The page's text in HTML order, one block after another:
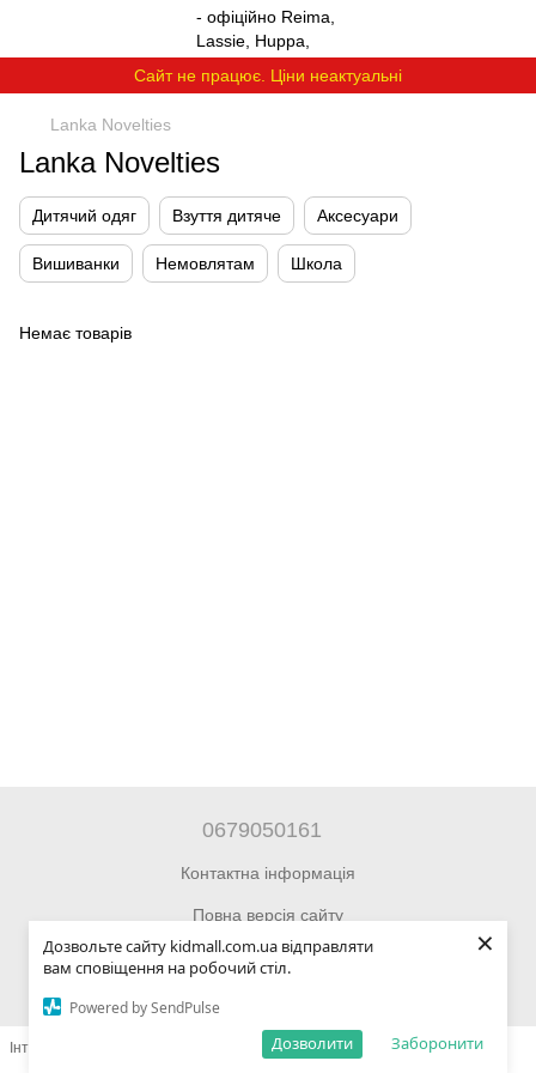
Дозвольте сайту kidmall.com.ua відправляти
вам сповіщення на робочий стіл.
Powered by SendPulse
Заборонити
Дозволити
×
Сайт не працює. Ціни неактуальні
Lanka Novelties
Lanka Novelties
Дитячий одяг Взуття дитяче Аксесуари
Вишиванки Немовлятам Школа
Немає товарів
0679050161
Контактна інформація
Повна версія сайту
© 2014—2026 Інтернет-магазин Kidmall.com.ua для дітей та
Інтернет-магазин створений з Хорошоп